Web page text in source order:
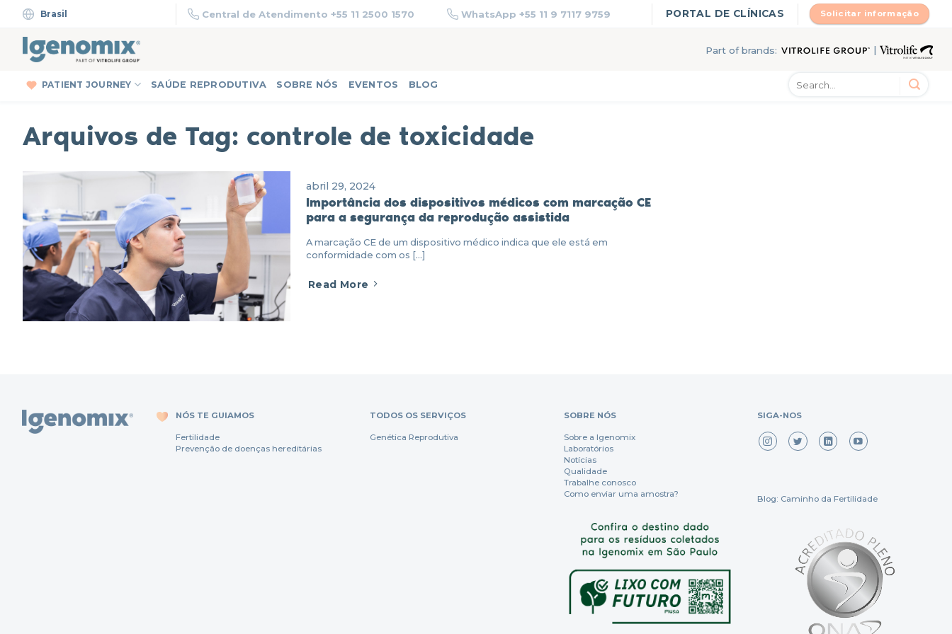
content
Brasil Central de Atendimento +55 11 2500 1570 WhatsApp +55 11 9 7117 9759 PORTAL DE CLÍNICAS Solicitar informação
Part of brands: |
PATIENT JOURNEY SAÚDE REPRODUTIVA SOBRE NÓS EVENTOS BLOG
Arquivos de Tag: controle de toxicidade
abril 29, 2024
Importância dos dispositivos médicos com marcação CE
para a segurança da reprodução assistida
A marcação CE de um dispositivo médico indica que ele está em
conformidade com os [...]
Read More
NÓS TE GUIAMOS
Fertilidade
Prevençãode doenças hereditárias
TODOS OS SERVIÇOS
Genética Reprodutiva
SOBRE NÓS
Sobre a Igenomix
Laboratórios
Notícias
Qualidade
Trabalhe conosco
Como enviar uma amostra?
SIGA-NOS
Blog: Caminho da Fertilidade